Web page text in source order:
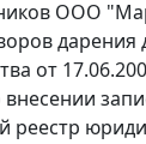
ООО
дарения
от
внесении
реестр